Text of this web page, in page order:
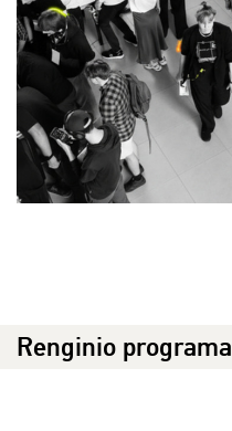
Renginio programa